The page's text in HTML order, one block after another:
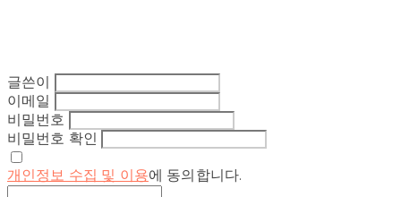
글쓴이
이메일
비밀번호
비밀번호 확인
개인정보 수집 및 이용에 동의합니다.